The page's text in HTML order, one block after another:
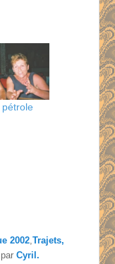
2002,Trajets,
parCyril.